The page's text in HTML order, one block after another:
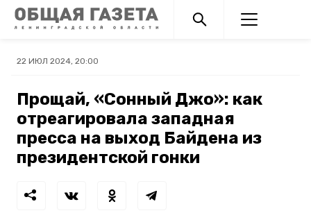
22 ИЮЛ 2024, 20:00
Прощай, «Сонный Джо»: как
отреагировала западная
пресса на выход Байдена из
президентской гонки